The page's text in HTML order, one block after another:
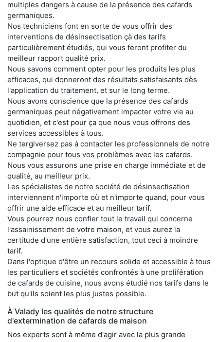
multiples dangers à cause de la présence des cafards
germaniques.
Nos techniciens font en sorte de vous offrir des
interventions de désinsectisation çà des tarifs
particulièrement étudiés, qui vous feront profiter du
meilleur rapport qualité prix.
Nous savons comment opter pour les produits les plus
efficaces, qui donneront des résultats satisfaisants dès
l'application du traitement, et sur le long terme.
Nous avons conscience que la présence des cafards
germaniques peut négativement impacter votre vie au
quotidien, et c'est pour ça que nous vous offrons des
services accessibles à tous.
Ne tergiversez pas à contacter les professionnels de notre
compagnie pour tous vos problèmes avec les cafards.
Nous vous assurons une prise en charge immédiate et de
qualité, au meilleur prix.
Les spécialistes de notre société de désinsectisation
interviennent n'importe où et n'importe quand, pour vous
offrir une aide efficace et au meilleur tarif.
Vous pourrez nous confier tout le travail qui concerne
l'assainissement de votre maison, et vous aurez la
certitude d'une entière satisfaction, tout ceci à moindre
tarif.
Dans l'optique d'être un recours solide et accessible à tous
les particuliers et sociétés confrontés à une prolifération
de cafards de cuisine, nous avons étudié nos tarifs dans le
but qu'ils soient les plus justes possible.
À Valady les qualités de notre structure
d'extermination de cafards de maison
Nos experts sont à même d'agir avec la plus grande